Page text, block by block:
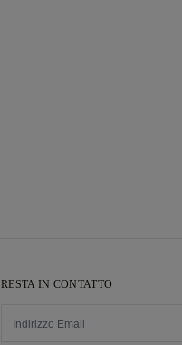
RESTA IN CONTATTO